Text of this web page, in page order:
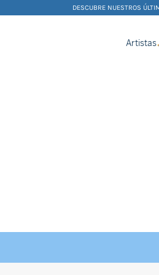
DESCUBRE NUESTROS
Artistas